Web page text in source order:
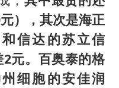
元），其次是海正
信达的苏立信
2元。百奥泰的格
细胞的安佳润